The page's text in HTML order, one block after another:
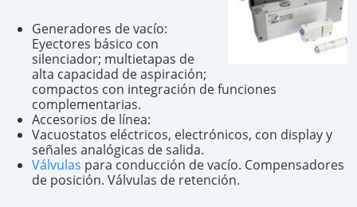
Generadores de vacío:
Eyectores básico con
silenciador; multietapas de
alta capacidad de aspiración;
compactos con integración de funciones
complementarias.
Accesorios de línea:
Vacuostatos eléctricos, electrónicos, con display y
señales analógicas de salida.
Válvulas para conducción de vacío. Compensadores
de posición. Válvulas de retención.